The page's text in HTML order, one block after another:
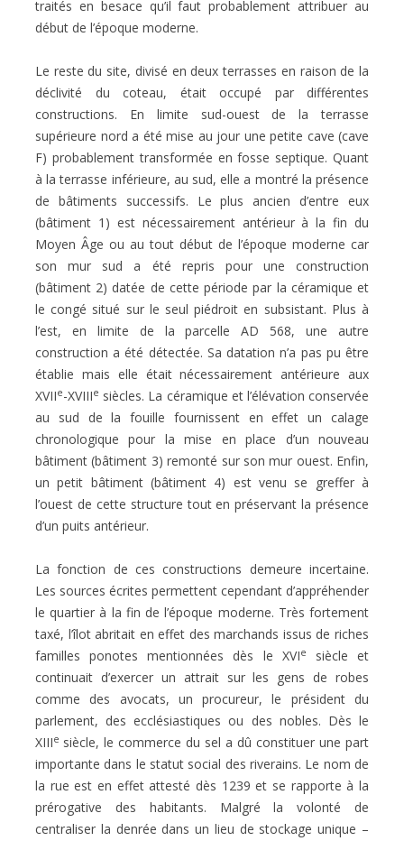
traités en besace qu’il faut probablement attribuer au
début de l’époque moderne.
Le reste du site, divisé en deux terrasses en raison de la
déclivité du coteau, était occupé par différentes
constructions. En limite sud-ouest de la terrasse
supérieure nord a été mise au jour une petite cave (cave
F) probablement transformée en fosse septique. Quant
à la terrasse inférieure, au sud, elle a montré la présence
de bâtiments successifs. Le plus ancien d’entre eux
(bâtiment 1) est nécessairement antérieur à la fin du
Moyen Âge ou au tout début de l’époque moderne car
son mur sud a été repris pour une construction
(bâtiment 2) datée de cette période par la céramique et
le congé situé sur le seul piédroit en subsistant. Plus à
l’est, en limite de la parcelle AD 568, une autre
construction a été détectée. Sa datation n’a pas pu être
établie mais elle était nécessairement antérieure aux
XVIIe-XVIIIe siècles. La céramique et l’élévation conservée
au sud de la fouille fournissent en effet un calage
chronologique pour la mise en place d’un nouveau
bâtiment (bâtiment 3) remonté sur son mur ouest. Enfin,
un petit bâtiment (bâtiment 4) est venu se greffer à
l’ouest de cette structure tout en préservant la présence
d’un puits antérieur.
La fonction de ces constructions demeure incertaine.
Les sources écrites permettent cependant d’appréhender
le quartier à la fin de l’époque moderne. Très fortement
taxé, l’îlot abritait en effet des marchands issus de riches
familles ponotes mentionnées dès le XVIe
siècle et
continuait d’exercer un attrait sur les gens de robes
comme des avocats, un procureur, le président du
parlement, des ecclésiastiques ou des nobles. Dès le
XIIIe siècle, le commerce du sel a dû constituer une part
importante dans le statut social des riverains. Le nom de
la rue est en effet attesté dès 1239 et se rapporte à la
prérogative des habitants. Malgré la volonté de
centraliser la denrée dans un lieu de stockage unique –